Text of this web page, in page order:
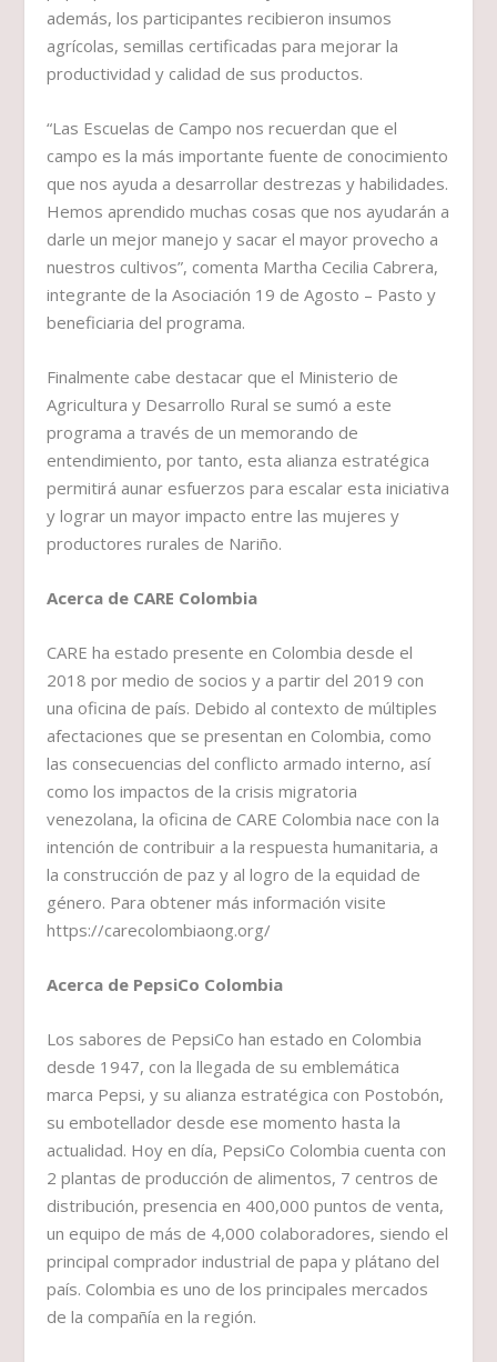
además, los participantes recibieron insumos
agrícolas, semillas certificadas para mejorar la
productividad y calidad de sus productos.
“Las Escuelas de Campo nos recuerdan que el
campo es la más importante fuente de conocimiento
que nos ayuda a desarrollar destrezas y habilidades.
Hemos aprendido muchas cosas que nos ayudarán a
darle un mejor manejo y sacar el mayor provecho a
nuestros cultivos”, comenta Martha Cecilia Cabrera,
integrante de la Asociación 19 de Agosto – Pasto y
beneficiaria del programa.
Finalmente cabe destacar que el Ministerio de
Agricultura y Desarrollo Rural se sumó a este
programa a través de un memorando de
entendimiento, por tanto, esta alianza estratégica
permitirá aunar esfuerzos para escalar esta iniciativa
y lograr un mayor impacto entre las mujeres y
productores rurales de Nariño.
Acerca de CARE Colombia
CARE ha estado presente en Colombia desde el
2018 por medio de socios y a partir del 2019 con
una oficina de país. Debido al contexto de múltiples
afectaciones que se presentan en Colombia, como
las consecuencias del conflicto armado interno, así
como los impactos de la crisis migratoria
venezolana, la oficina de CARE Colombia nace con la
intención de contribuir a la respuesta humanitaria, a
la construcción de paz y al logro de la equidad de
género. Para obtener más información visite
https://carecolombiaong.org/
Acerca de PepsiCo Colombia
Los sabores de PepsiCo han estado en Colombia
desde 1947, con la llegada de su emblemática
marca Pepsi, y su alianza estratégica con Postobón,
su embotellador desde ese momento hasta la
actualidad. Hoy en día, PepsiCo Colombia cuenta con
2 plantas de producción de alimentos, 7 centros de
distribución, presencia en 400,000 puntos de venta,
un equipo de más de 4,000 colaboradores, siendo el
principal comprador industrial de papa y plátano del
país. Colombia es uno de los principales mercados
de la compañía en la región.